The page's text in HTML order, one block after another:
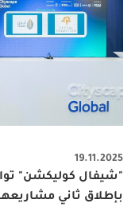
19.11.2025
"شيفال كوليكشن"
بإطلاق ثاني